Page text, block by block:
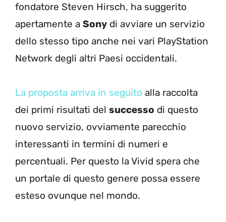
fondatore Steven Hirsch, ha suggerito
apertamente a Sony di avviare un servizio
dello stesso tipo anche nei vari PlayStation
Network degli altri Paesi occidentali.
La proposta arriva in seguito alla raccolta
dei primi risultati del successo di questo
nuovo servizio, ovviamente parecchio
interessanti in termini di numeri e
percentuali. Per questo la Vivid spera che
un portale di questo genere possa essere
esteso ovunque nel mondo.